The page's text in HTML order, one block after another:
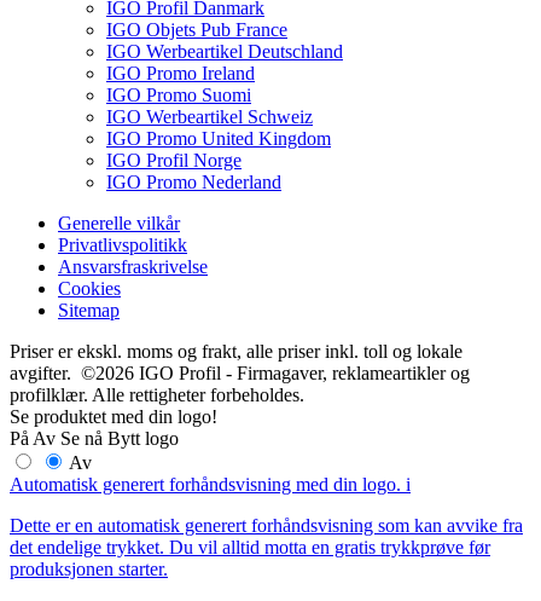
IGO Profil Danmark
IGO Objets Pub France
IGO Werbeartikel Deutschland
IGO Promo Ireland
IGO Promo Suomi
IGO Werbeartikel Schweiz
IGO Promo United Kingdom
IGO Profil Norge
IGO Promo Nederland
Generelle vilkår
Privatlivspolitikk
Ansvarsfraskrivelse
Cookies
Sitemap
Priser er ekskl. moms og frakt, alle priser inkl. toll og lokale
avgifter. ©2026 IGO Profil - Firmagaver, reklameartikler og
profilklær. Alle rettigheter forbeholdes.
Se produktet med din logo!
På Av Se nå Bytt logo
Av
Automatisk generert forhåndsvisning med din logo. i
Dette er en automatisk generert forhåndsvisning som kan avvike fra
det endelige trykket. Du vil alltid motta en gratis trykkprøve før
produksjonen starter.